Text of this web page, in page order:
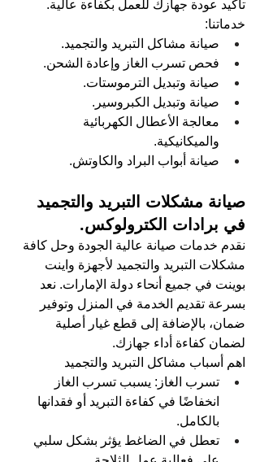
تأكيد عودة جهازك للعمل بكفاءة عالية.
خدماتنا:
صيانة مشاكل التبريد والتجميد.
فحص تسرب الغاز وإعادة الشحن.
صيانة وتبديل الترموستات.
صيانة وتبديل الكبروسير.
معالجة الأعطال الكهربائية
والميكانيكية.
صيانة أبواب البراد والكاوتش.
صيانة مشكلات التبريد والتجميد
في برادات الكترولوكس.
نقدم خدمات صيانة عالية الجودة وحل كافة
مشكلات التبريد والتجميد لأجهزة واينت
بوينت في جميع أنحاء دولة الإمارات. نعد
بسرعة تقديم الخدمة في المنزل وتوفير
ضمان، بالإضافة إلى قطع غيار أصلية
لضمان كفاءة أداء جهازك.
اهم أسباب مشاكل التبريد والتجميد
تسرب الغاز: يسبب تسرب الغاز
انخفاضًا في كفاءة التبريد أو فقدانها
بالكامل.
تعطل في الضاغط يؤثر بشكل سلبي